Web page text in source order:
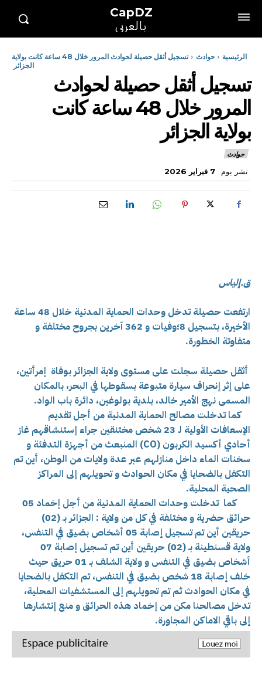
CapDZ
بالعربي
الرئيسية حوادث
تسجيل أثقل حصيلة لحوادث المرور خلال 48 ساعة كانت بولاية
الجزائر
تسجيل أثقل حصيلة لحوادث
المرور خلال 48 ساعة كانت
بولاية الجزائر
حوادث
نشر يوم 7 فبراير 2026
ق.إلياس
ارتفعت حصيلة تدخل وحدات الحماية المدنية خلال 48 ساعة
الأخيرة، بتسجيل 8؛وفيات و 362 آخرين بجروح مختلفة و
متفاوتة الخطورة.
أثقل حصيلة سجلت على مستوى ولاية الجزائر بوفاة إمرأتين،
على إثر إنحراف سيارة متبوعة بسقوطها في البحر، بالمكان
المسمى نهج الأمير خالد، بلدية بولوغين، دائرة باب الواد.
كما تدخلت مصالح الحماية المدنية من أجل تقديم
الإسعافات الأولية لـ 23 شخص مختنقين جراء إستنشاقهم غاز
أحادي أكسيد الكربون (CO) المنبعث من أجهزة التدفئة و
سخنات الماء داخل منازلهم عبر عدة ولايات من الوطن، أين تم
التكفل بالضحايا في مكان الحوادث و تحويلهم إلى المراكز
الصحية المحلية.
كما تدخلت وحدات الحماية المدنية من أجل إخماد 05
حرائق حضرية و مختلفة في كل من ولاية : الجزائر بـ (02)
حريقين أين تم تسجيل إصابة 05 أشخاص بضيق في التنفس،
ولاية قسنطينة بـ (02) حريقين أين تم تسجيل إصابة 07
أشخاص بضيق في التنفس و ولاية الشلف بـ 01 حريق حيث
خلف إصابة 18 شخص بضيق في التنفس، تم التكفل بالضحايا
في مكان الحوادث ثم تم تحويلهم إلى المستشفيات المحلية،
تدخل مصالحنا مكن من إخماد هذه الحرائق و منع إنتشارها
إلى باقي الاماكن المجاورة.